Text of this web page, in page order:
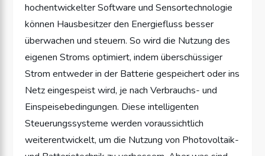
hochentwickelter Software und Sensortechnologie
können Hausbesitzer den Energiefluss besser
überwachen und steuern. So wird die Nutzung des
eigenen Stroms optimiert, indem überschüssiger
Strom entweder in der Batterie gespeichert oder ins
Netz eingespeist wird, je nach Verbrauchs- und
Einspeisebedingungen. Diese intelligenten
Steuerungssysteme werden voraussichtlich
weiterentwickelt, um die Nutzung von Photovoltaik-